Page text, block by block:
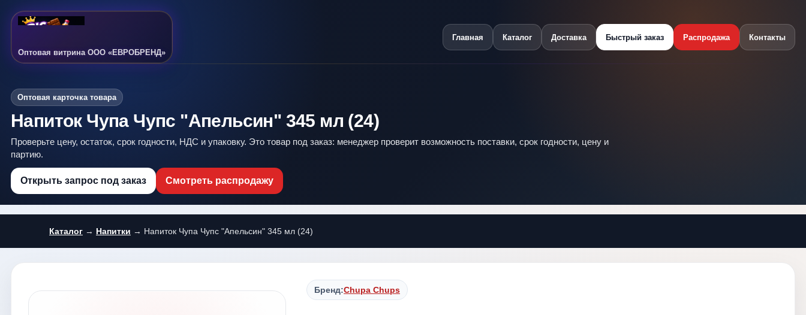
Оптовая витрина ООО «ЕВРОБРЕНД»
Главная Каталог Доставка Быстрый заказ Распродажа Контакты
Оптовая карточка товара
Напиток Чупа Чупс "Апельсин" 345 мл (24)
Проверьте цену, остаток, срок годности, НДС и упаковку. Это товар под заказ: менеджер проверит возможность поставки, срок годности, цену и
партию.
Открыть запрос под заказ Смотреть распродажу
Каталог → Напитки → Напиток Чупа Чупс "Апельсин" 345 мл (24)
Бренд:Chupa Chups